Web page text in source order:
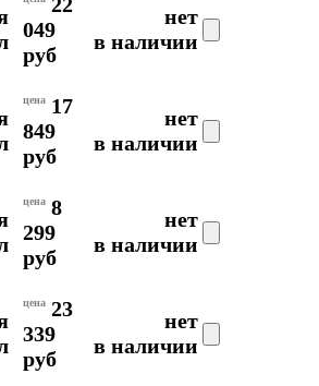
049
руб
нет
в наличии
цена 17
849
руб
нет
в наличии
цена 8
299
руб
нет
в наличии
цена 23
339
руб
нет
в наличии